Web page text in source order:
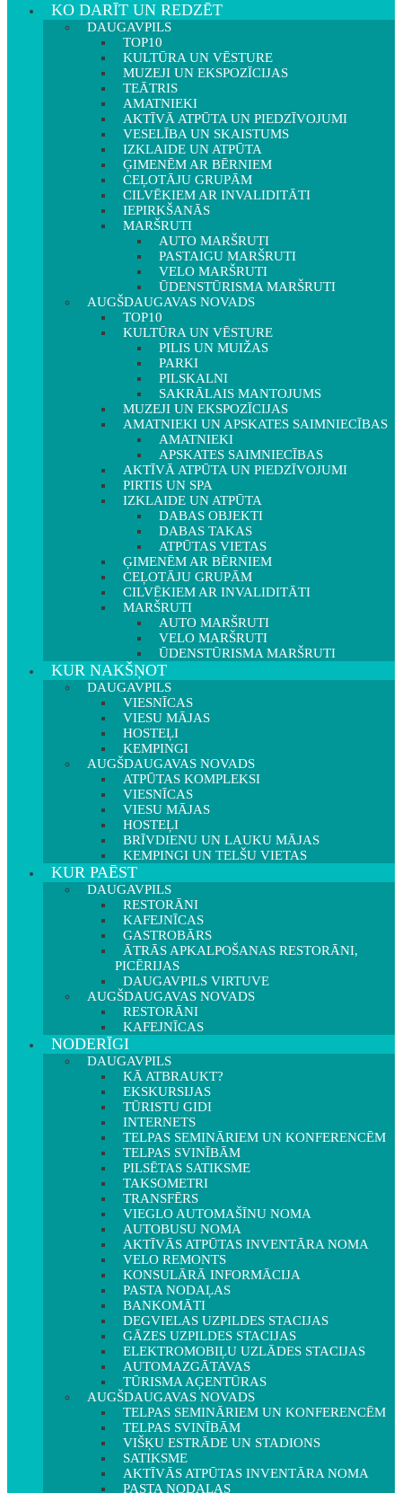
KO DARĪT UN REDZĒT
DAUGAVPILS
TOP10
KULTŪRA UN VĒSTURE
MUZEJI UN EKSPOZĪCIJAS
TEĀTRIS
AMATNIEKI
AKTĪVĀ ATPŪTA UN PIEDZĪVOJUMI
VESELĪBA UN SKAISTUMS
IZKLAIDE UN ATPŪTA
ĢIMENĒM AR BĒRNIEM
CEĻOTĀJU GRUPĀM
CILVĒKIEM AR INVALIDITĀTI
IEPIRKŠANĀS
MARŠRUTI
AUTO MARŠRUTI
PASTAIGU MARŠRUTI
VELO MARŠRUTI
ŪDENSTŪRISMA MARŠRUTI
AUGŠDAUGAVAS NOVADS
TOP10
KULTŪRA UN VĒSTURE
PILIS UN MUIŽAS
PARKI
PILSKALNI
SAKRĀLAIS MANTOJUMS
MUZEJI UN EKSPOZĪCIJAS
AMATNIEKI UN APSKATES SAIMNIECĪBAS
AMATNIEKI
APSKATES SAIMNIECĪBAS
AKTĪVĀ ATPŪTA UN PIEDZĪVOJUMI
PIRTIS UN SPA
IZKLAIDE UN ATPŪTA
DABAS OBJEKTI
DABAS TAKAS
ATPŪTAS VIETAS
ĢIMENĒM AR BĒRNIEM
CEĻOTĀJU GRUPĀM
CILVĒKIEM AR INVALIDITĀTI
MARŠRUTI
AUTO MARŠRUTI
VELO MARŠRUTI
ŪDENSTŪRISMA MARŠRUTI
KUR NAKŠŅOT
DAUGAVPILS
VIESNĪCAS
VIESU MĀJAS
HOSTEĻI
KEMPINGI
AUGŠDAUGAVAS NOVADS
ATPŪTAS KOMPLEKSI
VIESNĪCAS
VIESU MĀJAS
HOSTEĻI
BRĪVDIENU UN LAUKU MĀJAS
KEMPINGI UN TELŠU VIETAS
KUR PAĒST
DAUGAVPILS
RESTORĀNI
KAFEJNĪCAS
GASTROBĀRS
ĀTRĀS APKALPOŠANAS RESTORĀNI,
PICĒRIJAS
DAUGAVPILS VIRTUVE
AUGŠDAUGAVAS NOVADS
RESTORĀNI
KAFEJNĪCAS
NODERĪGI
DAUGAVPILS
KĀ ATBRAUKT?
EKSKURSIJAS
TŪRISTU GIDI
INTERNETS
TELPAS SEMINĀRIEM UN KONFERENCĒM
TELPAS SVINĪBĀM
PILSĒTAS SATIKSME
TAKSOMETRI
TRANSFĒRS
VIEGLO AUTOMAŠĪNU NOMA
AUTOBUSU NOMA
AKTĪVĀS ATPŪTAS INVENTĀRA NOMA
VELO REMONTS
KONSULĀRĀ INFORMĀCIJA
PASTA NODAĻAS
BANKOMĀTI
DEGVIELAS UZPILDES STACIJAS
GĀZES UZPILDES STACIJAS
ELEKTROMOBIĻU UZLĀDES STACIJAS
AUTOMAZGĀTAVAS
TŪRISMA AĢENTŪRAS
AUGŠDAUGAVAS NOVADS
TELPAS SEMINĀRIEM UN KONFERENCĒM
TELPAS SVINĪBĀM
VIŠĶU ESTRĀDE UN STADIONS
SATIKSME
AKTĪVĀS ATPŪTAS INVENTĀRA NOMA
PASTA NODAĻAS